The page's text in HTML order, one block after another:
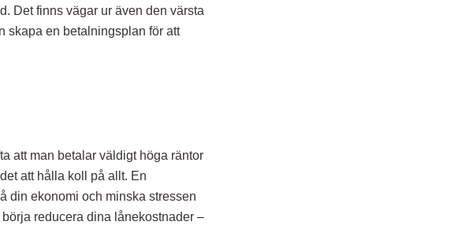
Det finns vägar ur även den värsta
skapa en betalningsplan för att
att man betalar väldigt höga räntor
att hålla koll på allt. En
din ekonomi och minska stressen
reducera dina lånekostnader –